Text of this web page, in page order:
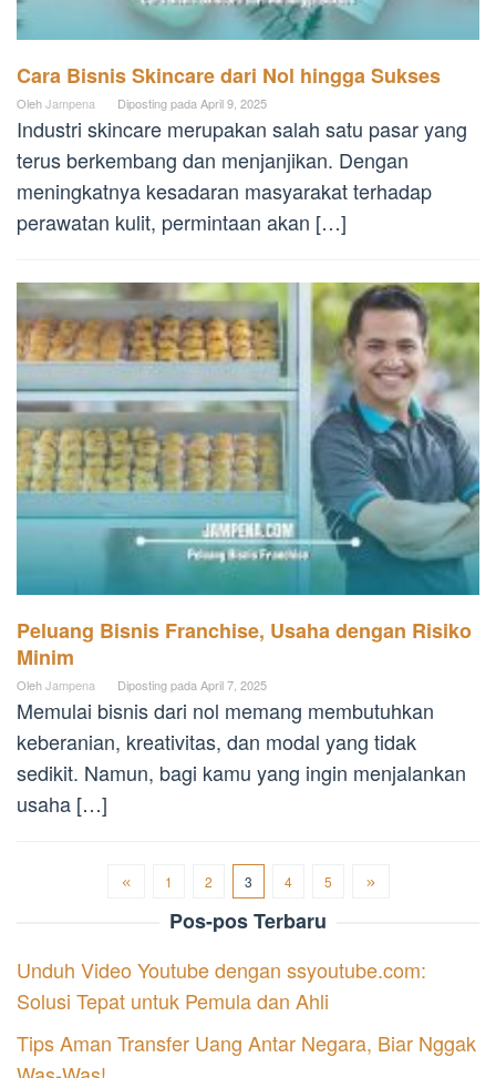
Cara Bisnis Skincare dari Nol hingga Sukses
OlehJampena Diposting pada April 9, 2025
Industri skincare merupakan salah satu pasar yang
terus berkembang dan menjanjikan. Dengan
meningkatnya kesadaran masyarakat terhadap
perawatan kulit, permintaan akan […]
Peluang Bisnis Franchise, Usaha dengan Risiko
Minim
OlehJampena Diposting pada April 7, 2025
Memulai bisnis dari nol memang membutuhkan
keberanian, kreativitas, dan modal yang tidak
sedikit. Namun, bagi kamu yang ingin menjalankan
usaha […]
1 2 3 4 5
Pos-pos Terbaru
Unduh Video Youtube dengan ssyoutube.com:
Solusi Tepat untuk Pemula dan Ahli
Tips Aman Transfer Uang Antar Negara, Biar Nggak